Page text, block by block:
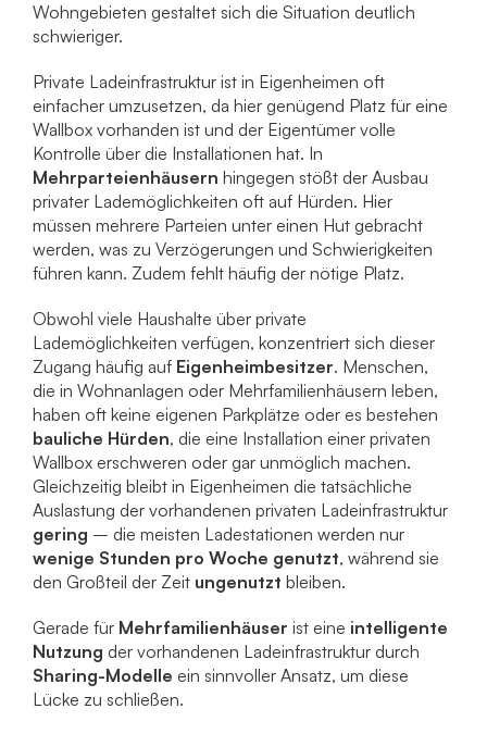
Wohngebieten gestaltet sich die Situation deutlich
schwieriger.
Private Ladeinfrastruktur ist in Eigenheimen oft
einfacher umzusetzen, da hier genügend Platz für eine
Wallbox vorhanden ist und der Eigentümer volle
Kontrolle über die Installationen hat. In
Mehrparteienhäusern hingegen stößt der Ausbau
privater Lademöglichkeiten oft auf Hürden. Hier
müssen mehrere Parteien unter einen Hut gebracht
werden, was zu Verzögerungen und Schwierigkeiten
führen kann. Zudem fehlt häufig der nötige Platz.
Obwohl viele Haushalte über private
Lademöglichkeiten verfügen, konzentriert sich dieser
Zugang häufig auf Eigenheimbesitzer. Menschen,
die in Wohnanlagen oder Mehrfamilienhäusern leben,
haben oft keine eigenen Parkplätze oder es bestehen
bauliche Hürden, die eine Installation einer privaten
Wallbox erschweren oder gar unmöglich machen.
Gleichzeitig bleibt in Eigenheimen die tatsächliche
Auslastung der vorhandenen privaten Ladeinfrastruktur
gering – die meisten Ladestationen werden nur
wenige Stunden pro Woche genutzt, während sie
den Großteil der Zeit ungenutzt bleiben.
Gerade für Mehrfamilienhäuser ist eine intelligente
Nutzung der vorhandenen Ladeinfrastruktur durch
Sharing-Modelle ein sinnvoller Ansatz, um diese
Lücke zu schließen.